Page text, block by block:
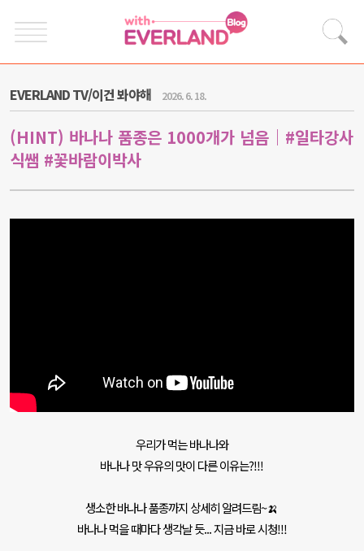
EVERLAND TV/이건 봐야해 2026. 6. 18.
(HINT) 바나나 품종은 1000개가 넘음｜#일타강사
식쌤 #꽃바람이박사
우리가 먹는 바나나와
바나나 맛 우유의 맛이 다른 이유는?!!!
생소한 바나나 품종까지 상세히 알려드림~🍌
바나나 먹을 때마다 생각날 듯... 지금 바로 시청!!!